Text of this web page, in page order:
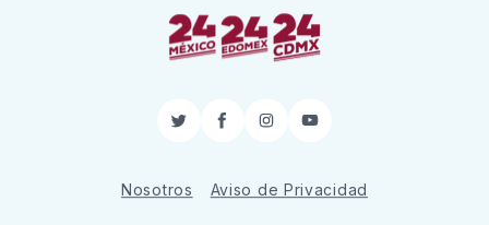
TwitterFacebook
InstagramYouTube
Nosotros Aviso de Privacidad